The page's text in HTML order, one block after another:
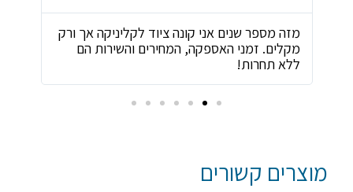
מזה מספר שנים אני קונה ציוד לקליניקה אך ורק
מקלים. זמני האספקה, המחירים והשירות הם
ללא תחרות!
מוצרים קשורים